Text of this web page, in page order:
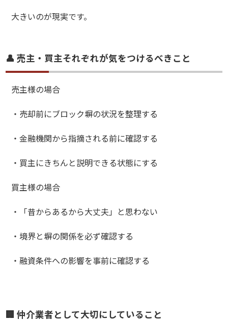
大きいのが現実です。
👤 売主・買主それぞれが気をつけるべきこと
売主様の場合
・売却前にブロック塀の状況を整理する
・金融機関から指摘される前に確認する
・買主にきちんと説明できる状態にする
買主様の場合
・「昔からあるから大丈夫」と思わない
・境界と塀の関係を必ず確認する
・融資条件への影響を事前に確認する
🏢 仲介業者として大切にしていること